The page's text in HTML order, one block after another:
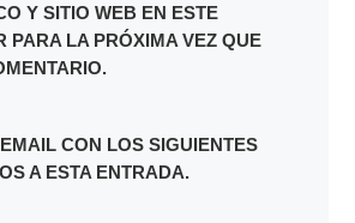
Y SITIO WEB EN ESTE
PARA LA PRÓXIMA VEZ QUE
CON LOS SIGUIENTES
A ESTA ENTRADA.